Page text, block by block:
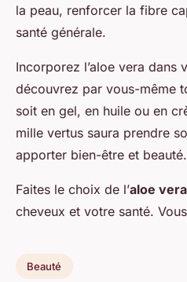
la peau, renforcer la fibre
santé générale.
Incorporez l’aloe vera dans
découvrez par vous-même
soit en gel, en huile ou en
mille vertus saura prendre
apporter bien-être et beauté.
Faites le choix de l’aloe vera
cheveux et votre santé.
Beauté